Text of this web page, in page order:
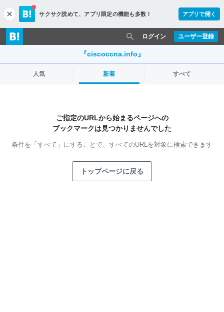
c
l
o
s
サクサク読めて、 アプリ限定の機能も多数！ アプリで開く
ユーザー登録
ログイン
『ciscoccna.info』
人気 新着 すべて
ご指定のURLから始まるページへの
ブックマークは見つかりませんでした
条件を「すべて」にすることで、 すべてのURLを対象に検索できます
トップページに戻る